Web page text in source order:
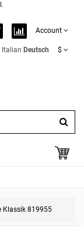
Account
Italian Deutsch $
Klassik 819955